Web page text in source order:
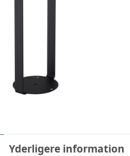
Yderligere information